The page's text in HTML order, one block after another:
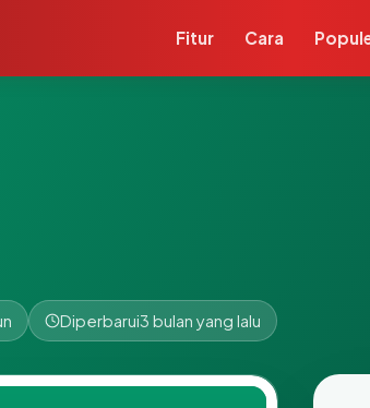
Fitur Cara
Diperbarui3 bulan yang lalu